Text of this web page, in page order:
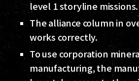
level 1 storyline missions.
The alliance column in
works correctly.
To use corporation
manufacturing, the